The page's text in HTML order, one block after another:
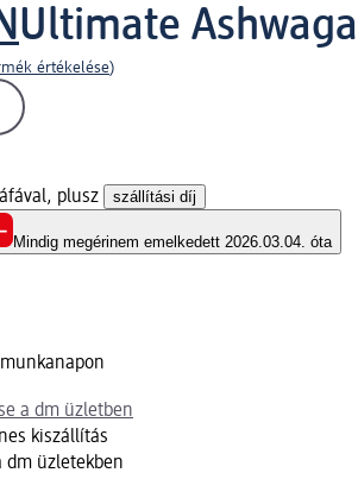
Ultimate
értékelése)
áfával, plusz szállítási díj
Mindig megérinem emelkedett 2026.03.04. óta
a dm üzletben
kiszállítás
dm üzletekben